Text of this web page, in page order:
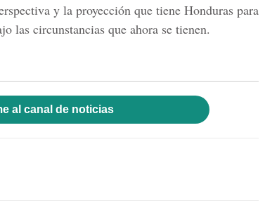
y la proyección que tiene Honduras para
las circunstancias que ahora se tienen.
al canal de noticias